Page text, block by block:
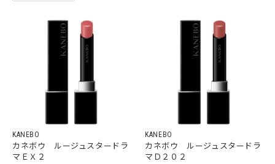
KANEBO
カネボウ ルージュスタードラ
マＥＸ２
KANEBO
カネボウ ルージュスタードラ
マＤ２０２